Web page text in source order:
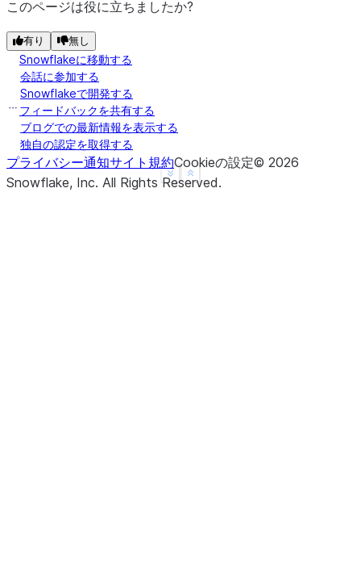
Show less
See more
このページは役に立ちましたか?
有り 無し
Snowflakeに移動する
会話に参加する
Snowflakeで開発する
フィードバックを共有する
ブログでの最新情報を表示する
独自の認定を取得する
プライバシー通知サイト規約Cookieの設定© 2026
Snowflake, Inc. All Rights Reserved.